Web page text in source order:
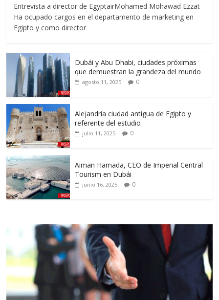
Entrevista a director de EgyptairMohamed Mohawad Ezzat
Ha ocupado cargos en el departamento de marketing en
Egipto y como director
Dubái y Abu Dhabi, ciudades próximas
que demuestran la grandeza del mundo
agosto 11, 2025 0
Alejandría ciudad antigua de Egipto y
referente del estudio
julio 11, 2025 0
Aiman Hamada, CEO de Imperial Central
Tourism en Dubái
junio 16, 2025 0